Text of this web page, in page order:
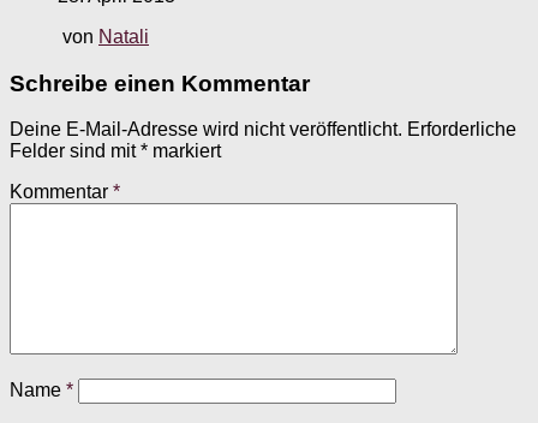
von Natali
Schreibe einen Kommentar
Deine E-Mail-Adresse wird nicht veröffentlicht. Erforderliche
Felder sind mit* markiert
Kommentar *
Name *